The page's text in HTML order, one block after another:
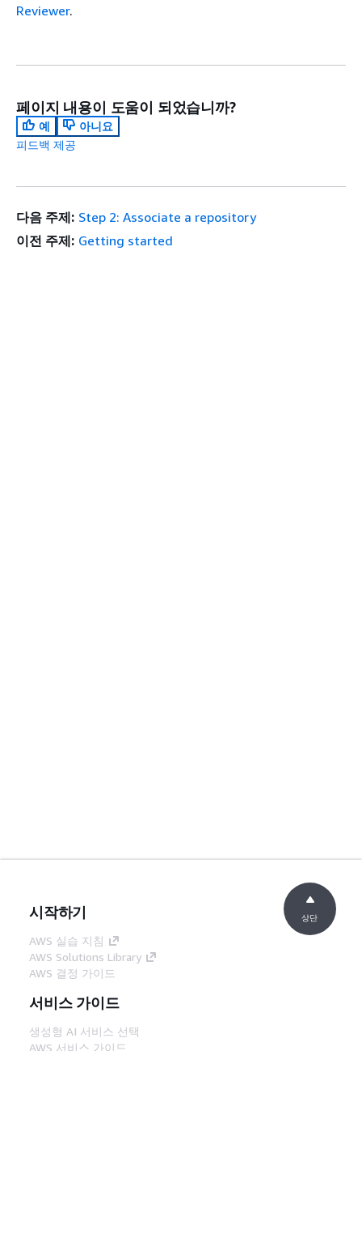
Reviewer.
페이지 내용이 도움이 되었습니까?
예
아니요
피드백 제공
다음 주제: Step 2: Associate a repository
이전 주제: Getting started
시작하기
AWS 실습 지침
AWS Solutions Library
AWS 결정 가이드
서비스 가이드
생성형 AI 서비스 선택
AWS 서비스 가이드
상단